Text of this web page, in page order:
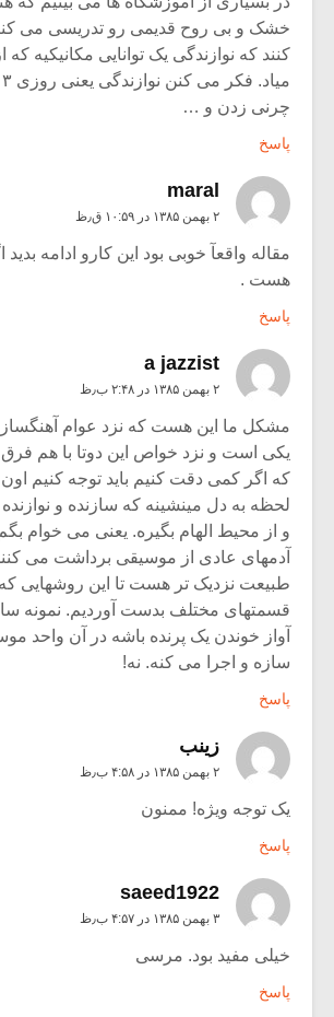
خشک و بی روح قدیمی رو تدریسی می
کنند که نوازندگی یک توانایی مکانیکیه که
چرنی زدن و …
پاسخ
maral
۲ بهمن ۱۳۸۵ در ۱۰:۵۹ ق٫ظ
مقاله واقعآ خوبی بود این کارو ادامه
هست .
پاسخ
a jazzist
۲ بهمن ۱۳۸۵ در ۲:۴۸ ب٫ظ
مشکل ما این هست که نزد عوام
یکی است و نزد خواص این دوتا با هم فرق
که اگر کمی دقت کنیم باید توجه کنیم
لحظه به دل مینشینه که سازنده و
و از محیط الهام بگیره. یعنی می خوام
آدمهای عادی از موسیقی برداشت می
طبیعت نزدیک تر هست تا این روشهایی که
قسمتهای مختلف بدست آوردیم. نمونه
آواز خوندن یک پرنده باشه در آن واحد
سازه و اجرا می کنه. نه!
پاسخ
زينب
۲ بهمن ۱۳۸۵ در ۴:۵۸ ب٫ظ
یک توجه ویژه! ممنون
پاسخ
saeed1922
۳ بهمن ۱۳۸۵ در ۴:۵۷ ب٫ظ
خیلی مفید بود. مرسی
پاسخ